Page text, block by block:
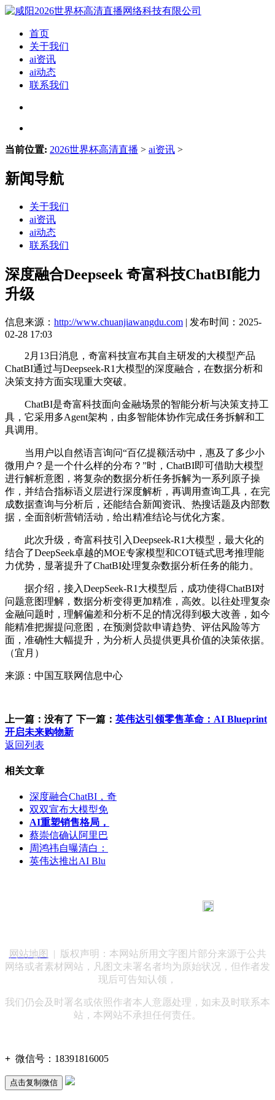
首页
关于我们
ai资讯
ai动态
联系我们
当前位置: 2026世界杯高清直播 > ai资讯 >
新闻导航
关于我们
ai资讯
ai动态
联系我们
深度融合Deepseek 奇富科技ChatBI能力
升级
信息来源： http://www.chuanjiawangdu.com | 发布时间：2025-
02-28 17:03
2月13日消息，奇富科技宣布其自主研发的大模型产品
ChatBI通过与Deepseek-R1大模型的深度融合，在数据分析和
决策支持方面实现重大突破。
ChatBI是奇富科技面向金融场景的智能分析与决策支持工
具，它采用多Agent架构，由多智能体协作完成任务拆解和工
具调用。
当用户以自然语言询问“百亿提额活动中，惠及了多少小
微用户？是一个什么样的分布？”时，ChatBI即可借助大模型
进行解析意图，将复杂的数据分析任务拆解为一系列原子操
作，并结合指标语义层进行深度解析，再调用查询工具，在完
成数据查询与分析后，还能结合新闻资讯、热搜话题及内部数
据，全面剖析营销活动，给出精准结论与优化方案。
此次升级，奇富科技引入Deepseek-R1大模型，最大化的
结合了DeepSeek卓越的MOE专家模型和COT链式思考推理能
力优势，显著提升了ChatBI处理复杂数据分析任务的能力。
据介绍，接入DeepSeek-R1大模型后，成功使得ChatBI对
问题意图理解，数据分析变得更加精准，高效。以往处理复杂
金融问题时，理解偏差和分析不足的情况得到极大改善，如今
能精准把握提问意图，在预测贷款申请趋势、评估风险等方
面，准确性大幅提升，为分析人员提供更具价值的决策依据。
（宜月）
来源：中国互联网信息中心
上一篇：没有了 下一篇： 英伟达引领零售革命：AI Blueprint
开启未来购物新
返回列表
相关文章
深度融合ChatBI，奇
双双宣布大模型免
AI重塑销售格局，
蔡崇信确认阿里巴
周鸿祎自曝清白：
英伟达推出AI Blu
网站地图
| 版权声明：本网站所用文字图片部分来源于公共
网络或者素材网站，凡图文未署名者均为原始状况，但作者发
现后可告知认领，
我们仍会及时署名或依照作者本人意愿处理，如未及时联系本
站，本网站不承担任何责任。
+ 微信号： 18391816005
点击复制微信